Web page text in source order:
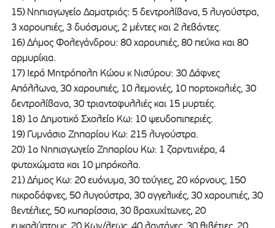
15) Νηπιαγωγείο Δαματριάς: 5 δεντρολίβανα, 5 λυγούστρα,
3 χαρουπιές, 3 δυόσμους, 2 μέντες και 2 λεβάντες.
16) Δήμος Φολεγάνδρου: 80 χαρουπιές, 80 πεύκα και 80
αρμυρίκια.
17) Ιερά Μητρόπολη Κώου κ Νισύρου: 30 Δάφνες
Απόλλωνα, 30 χαρουπιές, 10 λεμονιές, 10 πορτοκαλιές, 30
δεντρολίβανα, 30 τριανταφυλλιές και 15 μυρτιές.
18) 1ο Δημοτικό Σχολείο Κω: 10 ψευδοπιπεριές.
19) Γυμνάσιο Ζηπαρίου Κω: 215 λυγούστρα.
20) 1ο Νηπιαγωγείο Ζηπαρίου Κω: 1 ζαρντινιέρα, 4
φυτοχώματα και 10 μπρόκολα.
21) Δήμος Κω: 20 ευόνυμα, 30 τούγιες, 20 κόρνους, 150
πικροδάφνες, 50 λυγούστρα, 30 αγγελικές, 30 χαρουπιές, 30
βεντέλιες, 50 κυπαρίσσια, 30 βραχυχίτωνες, 20
ευκαλύπτους, 20 Κων/λεως, 40 λαντάνες, 30 θιβέτιες, 20